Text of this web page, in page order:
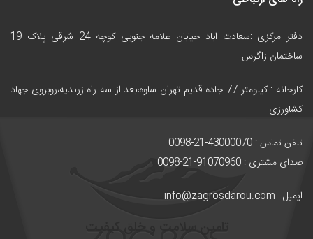
دفتر مرکزی :سعادت اباد خیابان علامه جنوبی کوچه 24 شرقی پلاک 19
ساختمان زاگرس
کارخانه :
کیلومتر 77 جاده قدیم تهران ساوه،بعد از سه راه زرندیه،روبروی جهاد
کشاورزی
تلفن تماس : 43000070-21-0098
صدای مشتری : 91070960-21-0098
ایمیل : info@zagrosdarou.com
تامین سلامت و خلق کیفیت